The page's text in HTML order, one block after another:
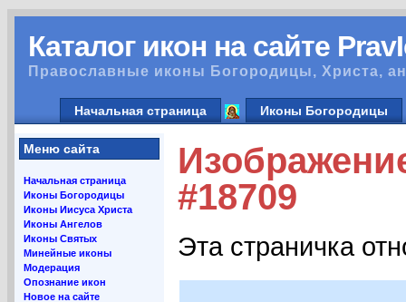
Каталог икон на сайте
Православные иконы Богородицы, Христа,
Начальная страница Иконы Богородицы
Меню сайта
Начальная страница
Иконы Богородицы
Иконы Иисуса Христа
Иконы Ангелов
Иконы Святых
Минейные иконы
Модерация
Опознание икон
Новое на сайте
#18709
Эта страничка